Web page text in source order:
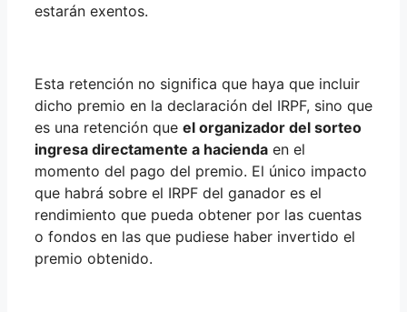
estarán exentos.
Esta retención no significa que haya que incluir
dicho premio en la declaración del IRPF, sino que
es una retención que el organizador del sorteo
ingresa directamente a hacienda en el
momento del pago del premio. El único impacto
que habrá sobre el IRPF del ganador es el
rendimiento que pueda obtener por las cuentas
o fondos en las que pudiese haber invertido el
premio obtenido.